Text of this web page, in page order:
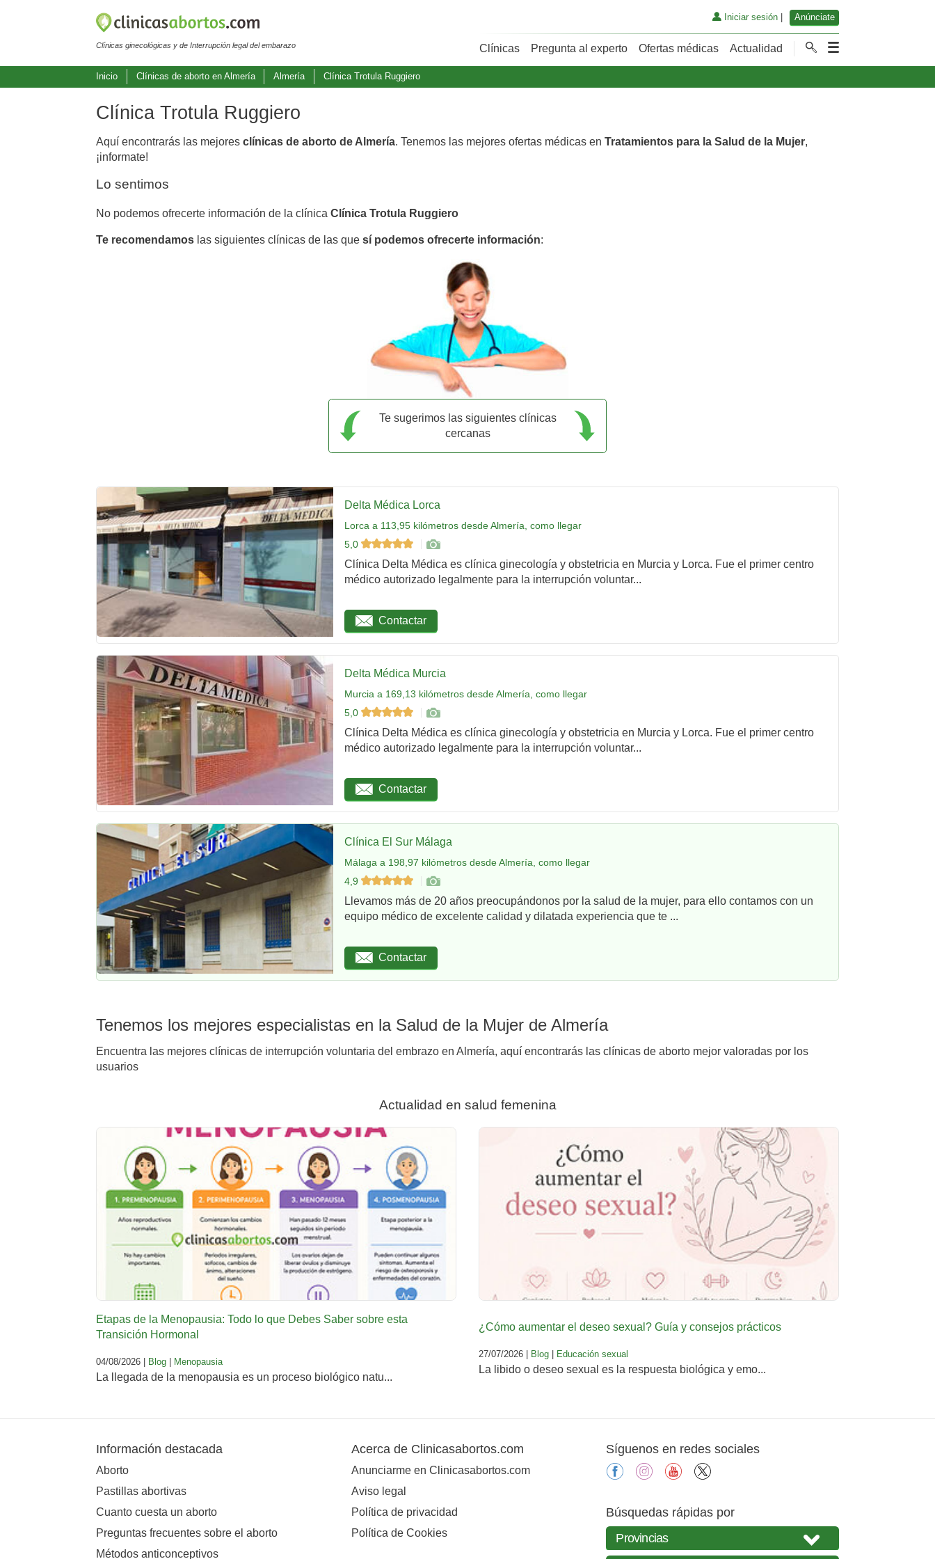
Clínicas ginecológicas y de Interrupción legal del embarazo
Iniciar sesión| Anúnciate
Clínicas Pregunta al experto Ofertas médicas Actualidad
Inicio Clínicas de aborto en Almería Almería Clínica Trotula Ruggiero
Clínica Trotula Ruggiero
Aquí encontrarás las mejores clínicas de aborto de Almería. Tenemos las mejores ofertas médicas en Tratamientos para la Salud de la Mujer,
¡informate!
Lo sentimos
No podemos ofrecerte información de la clínica Clínica Trotula Ruggiero
Te recomendamos las siguientes clínicas de las que sí podemos ofrecerte información:
Te sugerimos las siguientes clínicas
cercanas
Delta Médica Lorca
Lorca a 113,95 kilómetros desde Almería, como llegar
5,0
Clínica Delta Médica es clínica ginecología y obstetricia en Murcia y Lorca. Fue el primer centro
médico autorizado legalmente para la interrupción voluntar...
Contactar
Delta Médica Murcia
Murcia a 169,13 kilómetros desde Almería, como llegar
5,0
Clínica Delta Médica es clínica ginecología y obstetricia en Murcia y Lorca. Fue el primer centro
médico autorizado legalmente para la interrupción voluntar...
Contactar
Clínica El Sur Málaga
Málaga a 198,97 kilómetros desde Almería, como llegar
4,9
Llevamos más de 20 años preocupándonos por la salud de la mujer, para ello contamos con un
equipo médico de excelente calidad y dilatada experiencia que te ...
Contactar
Tenemos los mejores especialistas en la Salud de la Mujer de Almería
Encuentra las mejores clínicas de interrupción voluntaria del embrazo en Almería, aquí encontrarás las clínicas de aborto mejor valoradas por los
usuarios
Actualidad en salud femenina
Etapas de la Menopausia: Todo lo que Debes Saber sobre esta
Transición Hormonal
04/08/2026 | Blog Menopausia
La llegada de la menopausia es un proceso biológico natu...
¿Cómo aumentar el deseo sexual? Guía y consejos prácticos
27/07/2026 | Blog Educación sexual
La libido o deseo sexual es la respuesta biológica y emo...
Información destacada
Aborto
Pastillas abortivas
Cuanto cuesta un aborto
Preguntas frecuentes sobre el aborto
Métodos anticonceptivos
Acerca de Clinicasabortos.com
Anunciarme en Clinicasabortos.com
Aviso legal
Política de privacidad
Política de Cookies
Síguenos en redes sociales
facebookinstagramyoutube
Búsquedas rápidas por